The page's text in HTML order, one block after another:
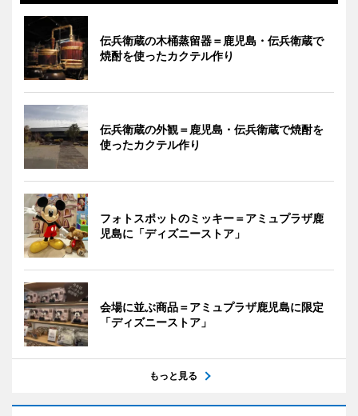
伝兵衛蔵の木桶蒸留器＝鹿児島・伝兵衛蔵で
焼酎を使ったカクテル作り
伝兵衛蔵の外観＝鹿児島・伝兵衛蔵で焼酎を
使ったカクテル作り
フォトスポットのミッキー＝アミュプラザ鹿
児島に「ディズニーストア」
会場に並ぶ商品＝アミュプラザ鹿児島に限定
「ディズニーストア」
もっと見る